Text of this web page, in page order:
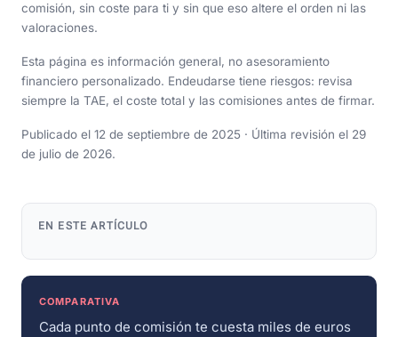
comisión, sin coste para ti y sin que eso altere el orden ni las
valoraciones.
Esta página es información general, no asesoramiento
financiero personalizado. Endeudarse tiene riesgos: revisa
siempre la TAE, el coste total y las comisiones antes de firmar.
Publicado el 12 de septiembre de 2025 · Última revisión el 29
de julio de 2026.
EN ESTE ARTÍCULO
COMPARATIVA
Cada punto de comisión te cuesta miles de euros